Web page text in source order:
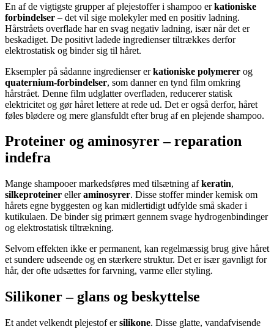
En af de vigtigste grupper af plejestoffer i shampoo erkationiske
forbindelser – det vil sige molekyler med en positiv ladning.
Hårstråets overflade har en svag negativ ladning, især når det er
beskadiget. De positivt ladede ingredienser tiltrækkes derfor
elektrostatisk og binder sig til håret.
Eksempler på sådanne ingredienser erkationiske polymerer og
quaternium-forbindelser, som danner en tynd film omkring
hårstrået. Denne film udglatter overfladen, reducerer statisk
elektricitet og gør håret lettere at rede ud. Det er også derfor, håret
føles blødere og mere glansfuldt efter brug af en plejende shampoo.
Proteiner og aminosyrer – reparation
indefra
Mange shampooer markedsføres med tilsætning afkeratin,
silkeproteiner elleraminosyrer. Disse stoffer minder kemisk om
hårets egne byggesten og kan midlertidigt udfylde små skader i
kutikulaen. De binder sig primært gennem svage hydrogenbindinger
og elektrostatisk tiltrækning.
Selvom effekten ikke er permanent, kan regelmæssig brug give håret
et sundere udseende og en stærkere struktur. Det er især gavnligt for
hår, der ofte udsættes for farvning, varme eller styling.
Silikoner – glans og beskyttelse
Et andet velkendt plejestof ersilikone. Disse glatte, vandafvisende